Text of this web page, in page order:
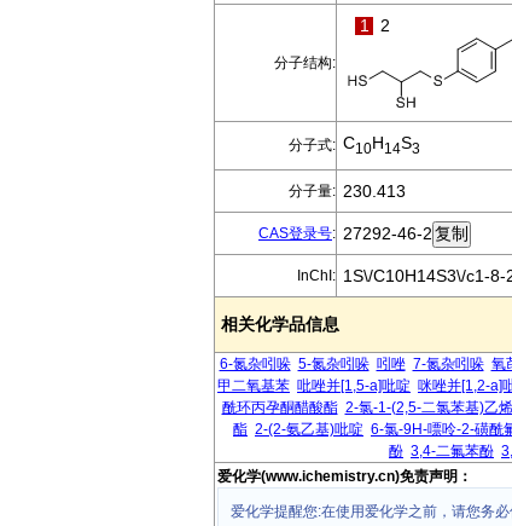
分子结构:
1 2
分子式: C10H14S3
分子量: 230.413
CAS登录号: 27292-46-2
InChI: 1S\/C10H14S3\/c1-
相关化学品信息
6-氮杂吲哚 5-氮杂吲哚 吲唑 7-氮杂吲哚 氧
甲二氧基苯 吡唑并[1,5-a]吡啶 咪唑并[1,2-a]
酰环丙孕酮醋酸酯 2-氯-1-(2,5-二氯苯基)乙
酯 2-(2-氨乙基)吡啶 6-氯-9H-嘌呤-2-磺酰
酚 3,4-二氟苯酚
爱化学(www.ichemistry.cn)免责声明：
爱化学提醒您:在使用爱化学之前，请您务必